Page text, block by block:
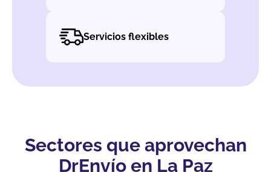
Servicios flexibles
Sectores que aprovechan
DrEnvío en La Paz